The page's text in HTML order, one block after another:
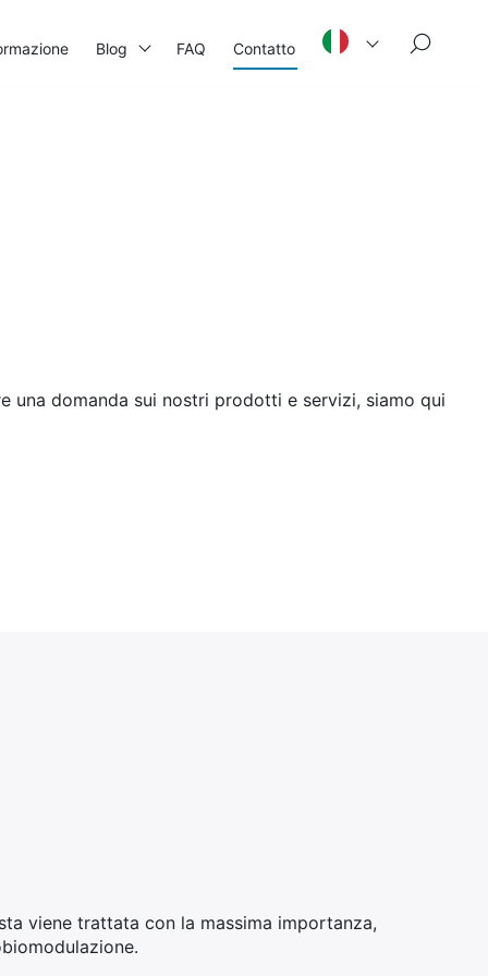
una domanda sui nostri prodotti e servizi, siamo qui
viene trattata con la massima importanza,
Blog FAQ Contatto